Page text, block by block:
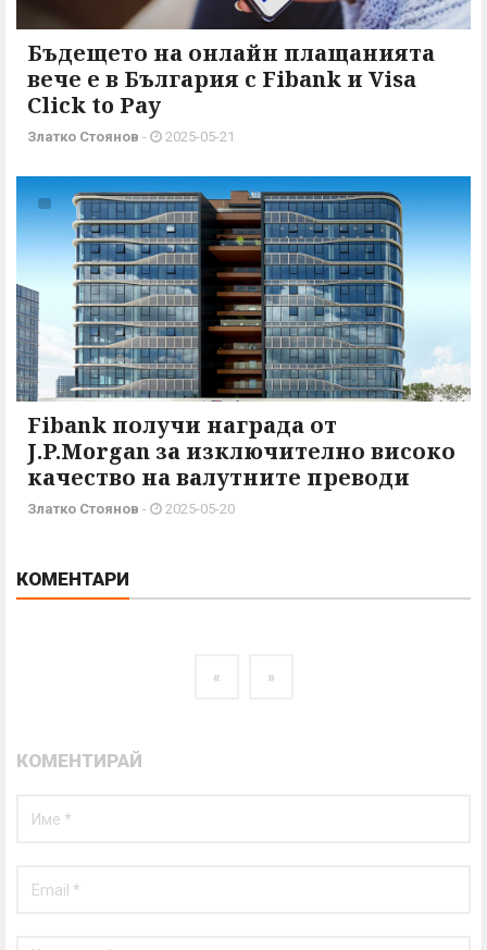
Бъдещето на онлайн плащанията
вече е в България с Fibank и Visa
Click to Pay
Златко Стоянов - 2025-05-21
Fibank получи награда от
J.P.Morgan за изключително високо
качество на валутните преводи
Златко Стоянов - 2025-05-20
КОМЕНТАРИ
« »
КОМЕНТИРАЙ